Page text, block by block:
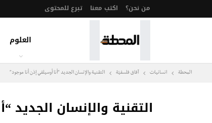
من نحن؟ اكتب معنا تبرع للمحتوى
العلوم
المحطة انسانيات آفاق فلسفيّة‎ التقنية والإنسان الجديد “أنا أوسيلفي إذن أنا موجود”
التقنية والإنسان الجديد